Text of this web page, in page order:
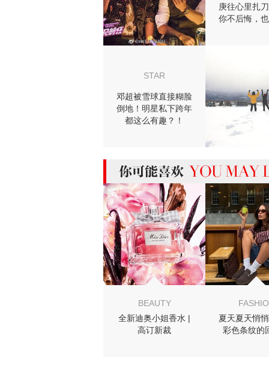
庚往心里扎
你不后悔，
STAR
邓超被雪球直接糊脸
倒地！明星私下跨年
都这么有趣？！
MIGHT LIKE
BEAUTY
全新迪奥小姐香水 |
高订新裁
夏天夏天悄
彩色条纹的